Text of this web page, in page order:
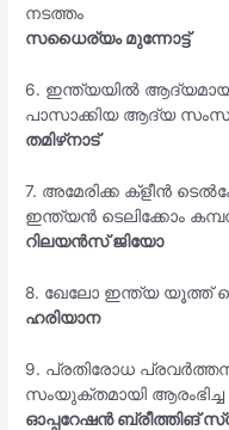
നടത്തം
സധൈര്യം മുന്നോട്ട്
6. ഇന്ത്യയിൽ
പാസാക്കിയ ആദ്യ
തമിഴ്‌നാട്
7. അമേരിക്ക ക്ളീൻ
ഇന്ത്യൻ ടെലിക്കോം
റിലയൻസ് ജിയോ
8. ഖേലോ ഇന്ത്യ യൂത്ത്
ഹരിയാന
9. പ്രതിരോധ
സംയുക്തമായി ആരംഭിച്ച
ഓപ്പറേഷൻ ബ്രീത്തിങ്